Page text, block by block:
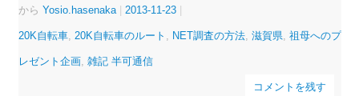
から Yosio.hasenaka | 2013-11-23 |
20K自転車, 20K自転車のルート NET調査の方法, 滋賀県, 祖母へのプ
レゼント企画, 雑記 半可通信
コメントを残す